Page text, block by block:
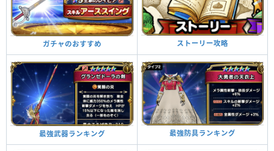
ガチャのおすすめ ストーリー攻略
最強武器ランキング 最強防具ランキング